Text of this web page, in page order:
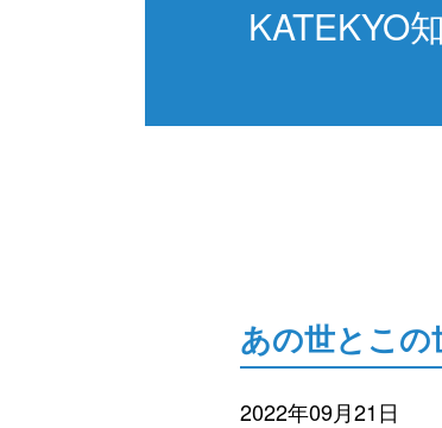
KATEKYO
あの世とこの
2022年09月21日